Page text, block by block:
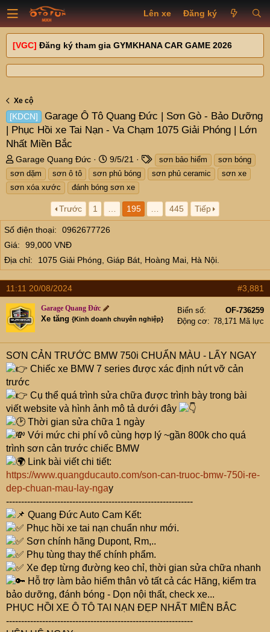
Lên xe Đăng ký
[VGC] Đăng ký tham gia GYMKHANA CAR GAME 2026
Xe cộ
[KDCN]
Garage Ô Tô Quang Đức | Sơn Gò - Bảo Dưỡng
| Phục Hồi xe Tai Nạn - Va Chạm 1075 Giải Phóng | Lớn
Nhất Miền Bắc
T
h
r
e
s
a
r
t
e
r
Garage Quang Đức
N
g
à
y
g
ử
i
9/5/21
T
a
g
sơn bảo hiểm
sơn bóng
sơn dặm
sơn ô tô sơn phủ bóng sơn phủ ceramic
sơn xe
sơn xóa xước
đánh bóng sơn xe
Trước 1 195 445 Tiếp
Số điện thoại
0962677726
Giá
99,000 VNĐ
Địa chỉ
1075 Giải Phóng, Giáp Bát, Hoàng Mai, Hà Nội.
11:11 20/08/2024 #3,881
Garage Quang Đức
Xe tăng {Kinh doanh chuyên nghiệp}
Biển số
OF-736259
Động cơ
78,171 Mã lực
SƠN CẢN TRƯỚC BMW 750i CHUẨN MÀU - LẤY NGAY
Chiếc xe BMW 7 series được xác định nứt vỡ cản
trước
Cụ thể quá trình sửa chữa được trình bày trong bài
viết website và hình ảnh mô tả dưới đây
Thời gian sửa chữa 1 ngày
Với mức chi phí vô cùng hợp lý ~gần 800k cho quá
trình sơn cản trước chiếc BMW
Link bài viết chi tiết:
https://www.quangducauto.com/son-can-truoc-bmw-750i-re-
dep-chuan-mau-lay-ngay
--------------------------------------------------------------
Quang Đức Auto Cam Kết:
Phục hồi xe tai nạn chuẩn như mới.
Sơn chính hãng Dupont, Rm,..
Phụ tùng thay thế chính phẩm.
Xe đẹp từng đường keo chỉ, thời gian sửa chữa nhanh
Hỗ trợ làm bảo hiểm thân vỏ tất cả các Hãng, kiểm tra
bảo dưỡng, đánh bóng - Dọn nội thất, check xe...
PHỤC HỒI XE Ô TÔ TAI NẠN ĐẸP NHẤT MIỀN BẮC
--------------------------------------------------------------